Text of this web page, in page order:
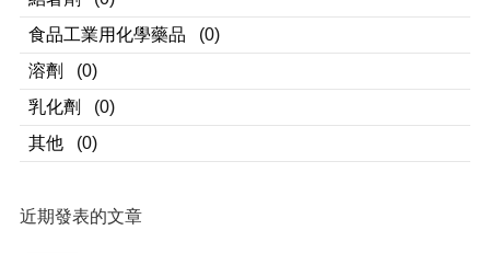
食品工業用化學藥品
(0)
溶劑
(0)
乳化劑
(0)
其他
(0)
近期發表的文章